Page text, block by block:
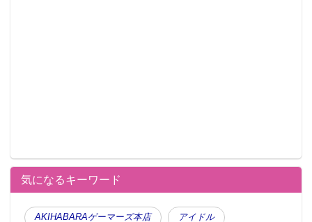
気になるキーワード
AKIHABARAゲーマーズ本店 アイドル